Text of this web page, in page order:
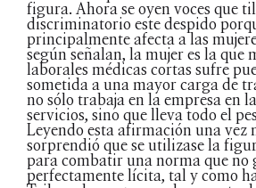
figura. Ahora se oyen voces que
discriminatorio este despido
principalmente afecta a las
según señalan, la mujer es la que
laborales médicas cortas sufre
sometida a una mayor carga de
no sólo trabaja en la empresa en
servicios, sino que lleva todo el
Leyendo esta afirmación una vez
sorprendió que se utilizase la
para combatir una norma que no
perfectamente lícita, tal y como